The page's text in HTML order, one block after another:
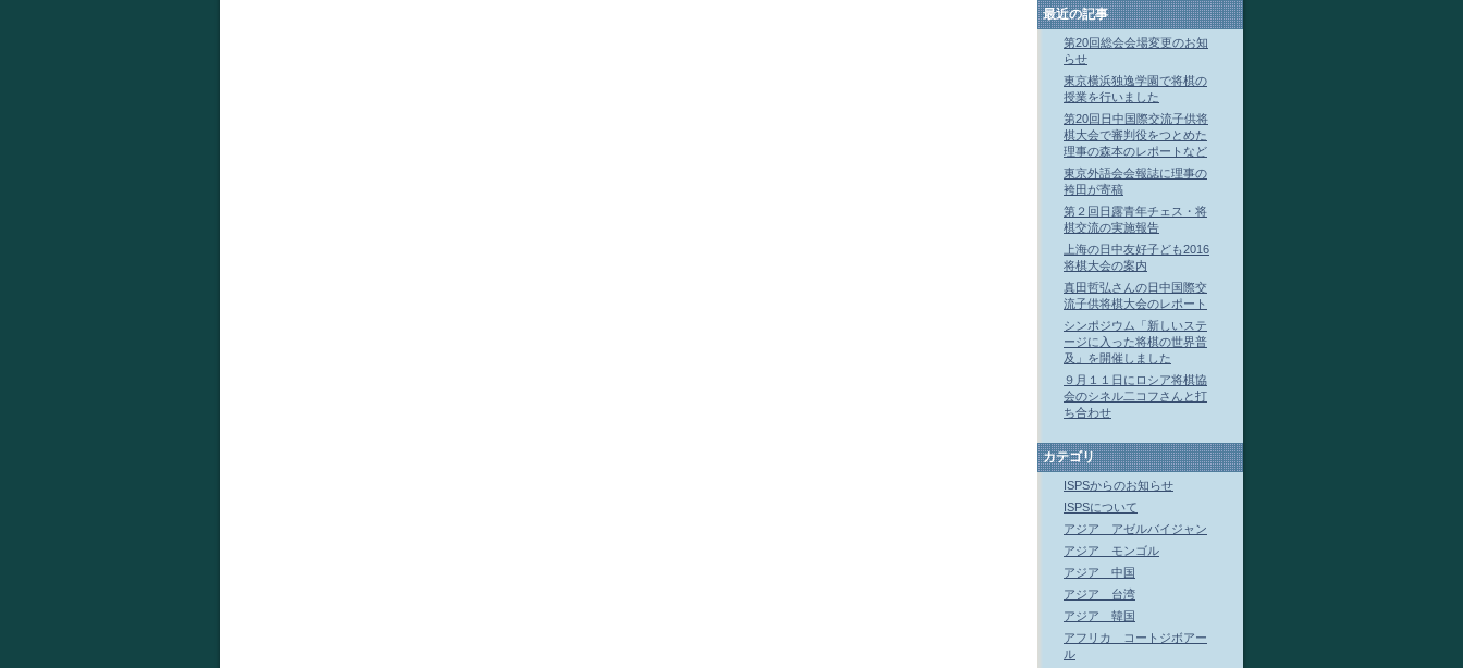
最近の記事
第20回総会会場変更のお知
らせ
東京横浜独逸学園で将棋の
授業を行いました
第20回日中国際交流子供将
棋大会で審判役をつとめた
理事の森本のレポートなど
東京外語会会報誌に理事の
袴田が寄稿
第２回日露青年チェス・将
棋交流の実施報告
上海の日中友好子ども2016
将棋大会の案内
真田哲弘さんの日中国際交
流子供将棋大会のレポート
シンポジウム「新しいステ
ージに入った将棋の世界普
及」を開催しました
９月１１日にロシア将棋協
会のシネル二コフさんと打
ち合わせ
カテゴリ
ISPSからのお知らせ
ISPSについて
アジア アゼルバイジャン
アジア モンゴル
アジア 中国
アジア 台湾
アジア 韓国
アフリカ コートジボアー
ル